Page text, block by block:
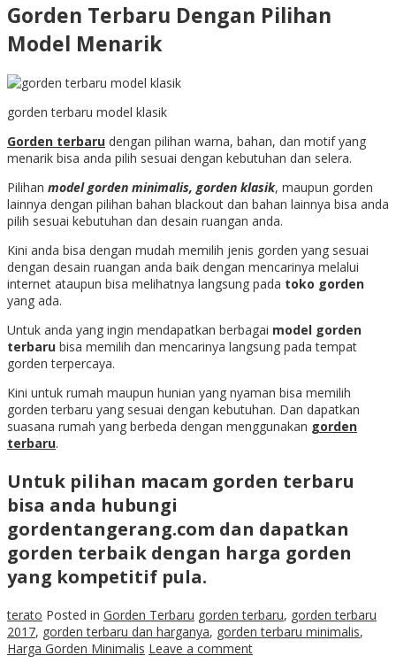
Gorden Terbaru Dengan Pilihan
Model Menarik
gorden terbaru model klasik
Gorden terbaru dengan pilihan warna, bahan, dan motif yang
menarik bisa anda pilih sesuai dengan kebutuhan dan selera.
Pilihan model gorden minimalis, gorden klasik, maupun gorden
lainnya dengan pilihan bahan blackout dan bahan lainnya bisa anda
pilih sesuai kebutuhan dan desain ruangan anda.
Kini anda bisa dengan mudah memilih jenis gorden yang sesuai
dengan desain ruangan anda baik dengan mencarinya melalui
internet ataupun bisa melihatnya langsung pada toko gorden
yang ada.
Untuk anda yang ingin mendapatkan berbagai model gorden
terbaru bisa memilih dan mencarinya langsung pada tempat
gorden terpercaya.
Kini untuk rumah maupun hunian yang nyaman bisa memilih
gorden terbaru yang sesuai dengan kebutuhan. Dan dapatkan
suasana rumah yang berbeda dengan menggunakan gorden
terbaru.
Untuk pilihan macam gorden terbaru
bisa anda hubungi
gordentangerang.com dan dapatkan
gorden terbaik dengan harga gorden
yang kompetitif pula.
terato Posted in Gorden Terbaru gorden terbaru, gorden terbaru
2017, gorden terbaru dan harganya, gorden terbaru minimalis,
Harga Gorden Minimalis Leave a comment